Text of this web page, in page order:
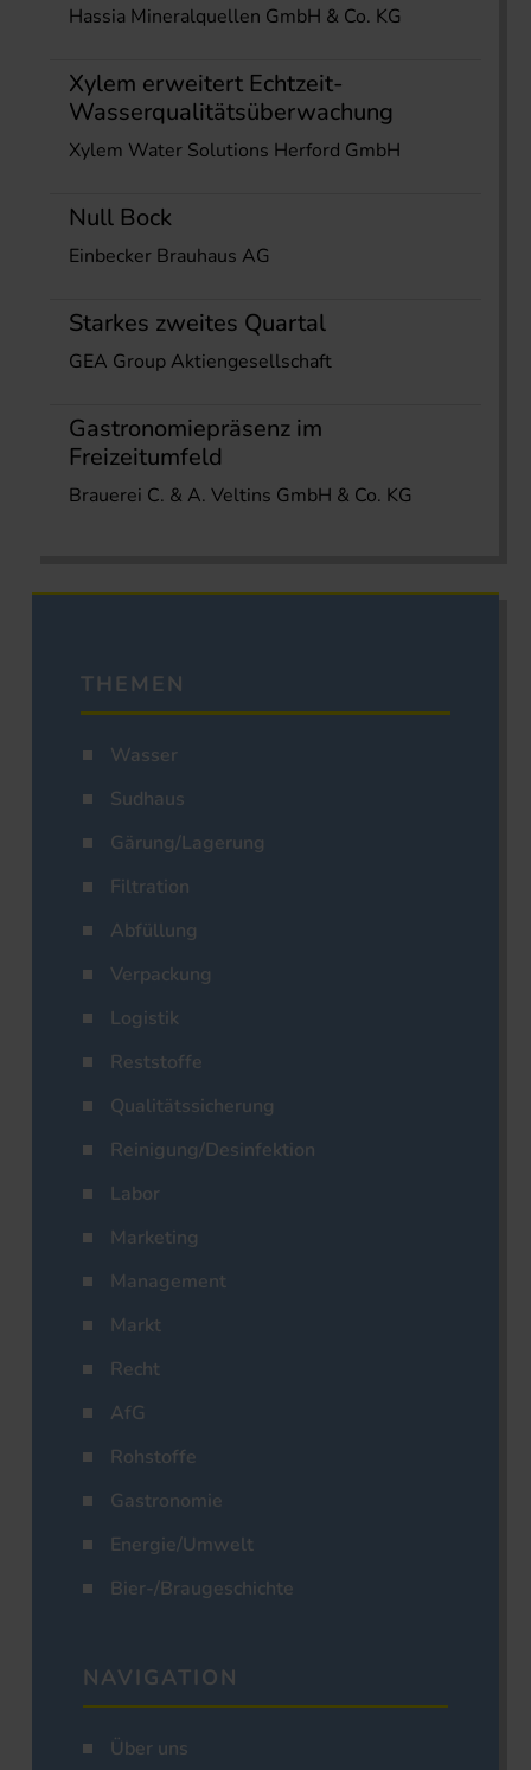
Hassia Mineralquellen GmbH & Co. KG
Xylem erweitert Echtzeit-
Wasserqualitätsüberwachung
Xylem Water Solutions Herford GmbH
Null Bock
Einbecker Brauhaus AG
Starkes zweites Quartal
GEA Group Aktiengesellschaft
Gastronomiepräsenz im
Freizeitumfeld
Brauerei C. & A. Veltins GmbH & Co. KG
THEMEN
Wasser
Sudhaus
Gärung/Lagerung
Filtration
Abfüllung
Verpackung
Logistik
Reststoffe
Qualitätssicherung
Reinigung/Desinfektion
Labor
Marketing
Management
Markt
Recht
AfG
Rohstoffe
Gastronomie
Energie/Umwelt
Bier-/Braugeschichte
NAVIGATION
Über uns